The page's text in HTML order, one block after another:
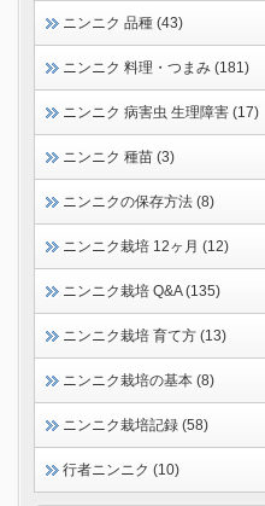
ニンニク 品種 (43)
ニンニク 料理・つまみ (181)
ニンニク 病害虫 生理障害 (17)
ニンニク 種苗 (3)
ニンニクの保存方法 (8)
ニンニク栽培 12ヶ月 (12)
ニンニク栽培 Q&A (135)
ニンニク栽培 育て方 (13)
ニンニク栽培の基本 (8)
ニンニク栽培記録 (58)
行者ニンニク (10)